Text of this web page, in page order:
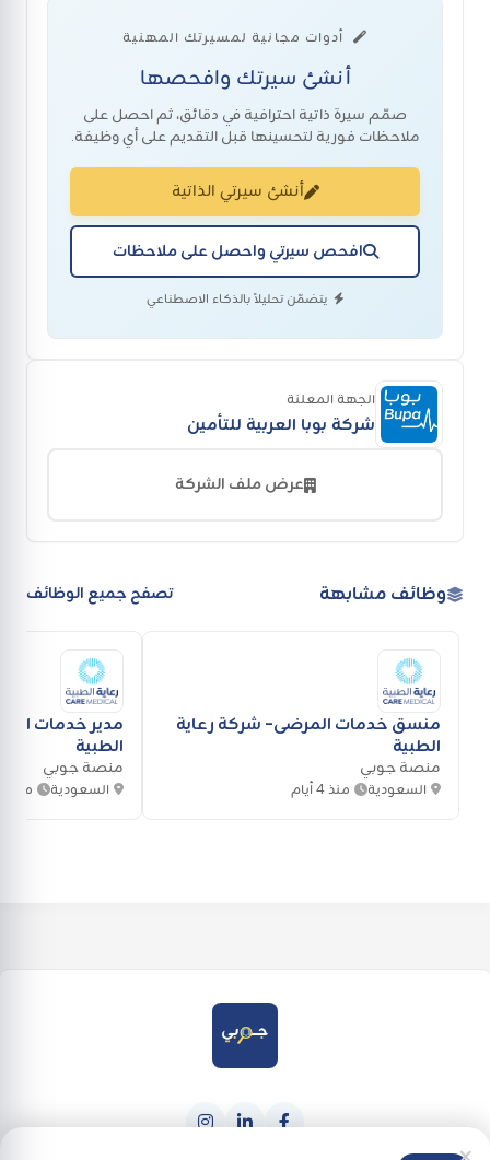
أدوات مجانية لمسيرتك المهنية
أنشئ سيرتك وافحصها
صمّم سيرة ذاتية احترافية في دقائق، ثم احصل على
ملاحظات فورية لتحسينها قبل التقديم على أي وظيفة.
أنشئ سيرتي الذاتية
افحص سيرتي واحصل على ملاحظات
يتضمّن تحليلاً بالذكاء الاصطناعي
الجهة المعلنة
شركة بوبا العربية للتأمين
عرض ملف الشركة
وظائف مشابهة تصفح جميع الوظائف
منسق خدمات المرضى- شركة رعاية
الطبية
منصة جوبي
السعودية منذ 4 أيام
مدير خدمات
الطبية
منصة جوبي
السعودية منذ 4 أيام